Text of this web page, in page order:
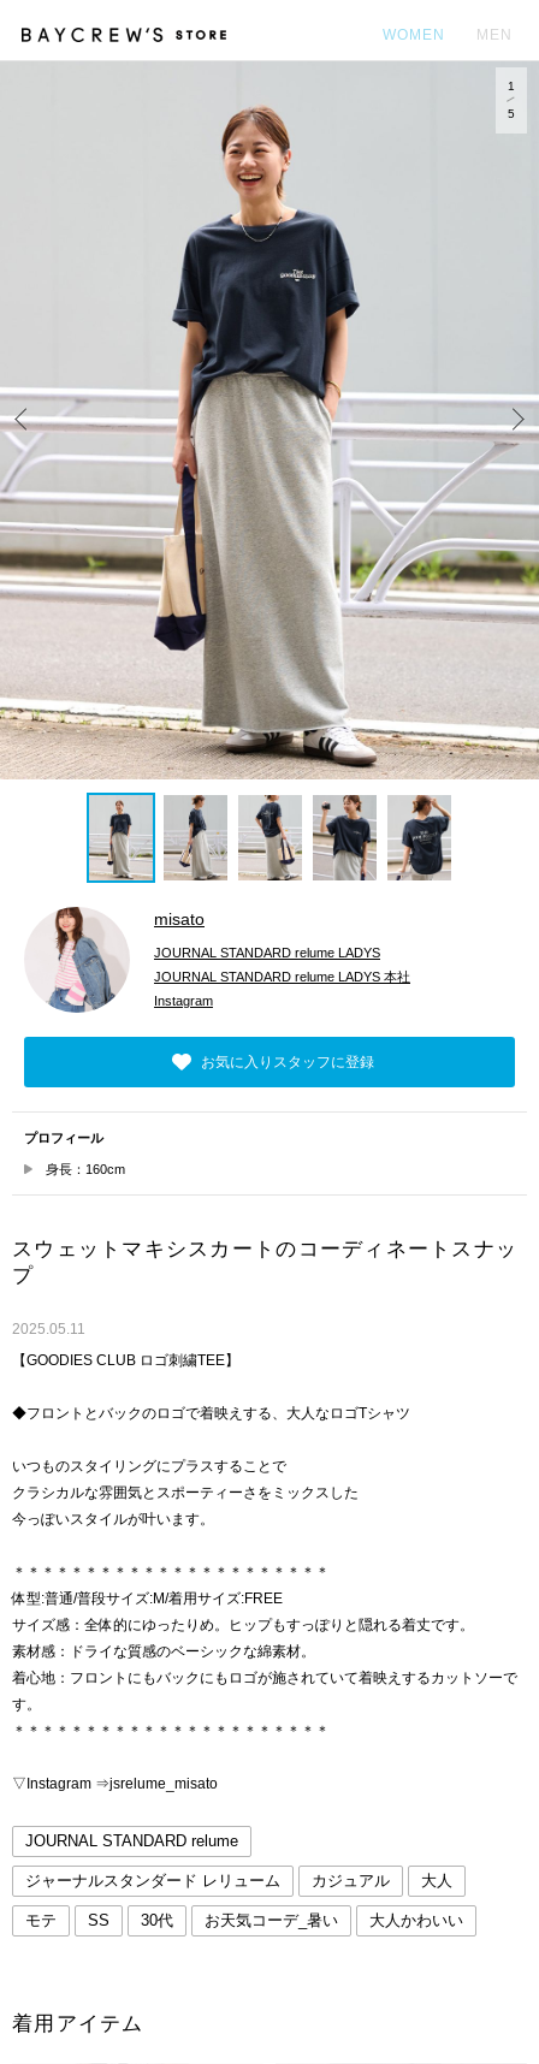
WOMEN MEN
Prev
1
5
misato
JOURNAL STANDARD relume LADYS
JOURNAL STANDARD relume LADYS 本社
Instagram
お気に入りスタッフに登録
プロフィール
身長：160cm
スウェットマキシスカートのコーディネートスナッ
プ
2025.05.11
【GOODIES CLUB ロゴ刺繍TEE】
◆フロントとバックのロゴで着映えする、大人なロゴTシャツ
いつものスタイリングにプラスすることで
クラシカルな雰囲気とスポーティーさをミックスした
今っぽいスタイルが叶います。
＊＊＊＊＊＊＊＊＊＊＊＊＊＊＊＊＊＊＊＊＊＊
体型:普通/普段サイズ:M/着用サイズ:FREE
サイズ感：全体的にゆったりめ。ヒップもすっぽりと隠れる着丈です。
素材感：ドライな質感のベーシックな綿素材。
着心地：フロントにもバックにもロゴが施されていて着映えするカットソーで
す。
＊＊＊＊＊＊＊＊＊＊＊＊＊＊＊＊＊＊＊＊＊＊
▽Instagram ⇒jsrelume_misato
JOURNAL STANDARD relume
ジャーナルスタンダード レリューム カジュアル 大人
モテ SS 30代 お天気コーデ_暑い 大人かわいい
着用アイテム